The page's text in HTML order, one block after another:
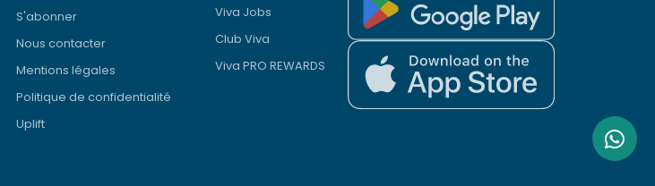
S'abonner
Nous contacter
Mentions légales
Politique de confidentialité
Uplift
Viva Jobs
Club Viva
Viva PRO REWARDS